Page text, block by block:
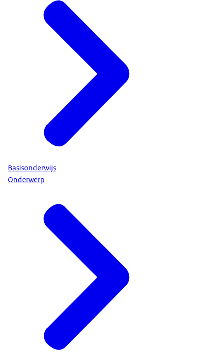
Basisonderwijs
Onderwerp